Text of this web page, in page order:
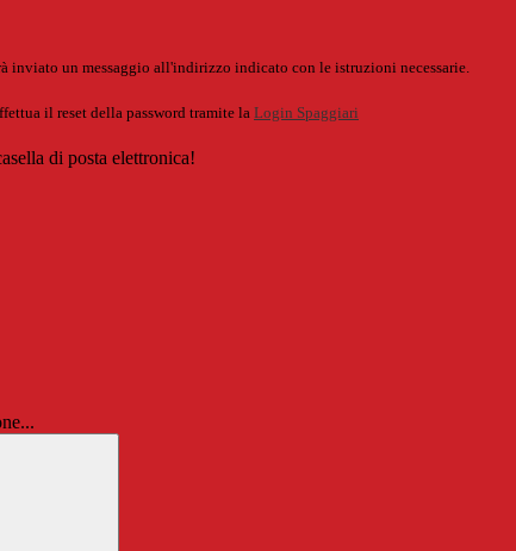
inviato un messaggio all'indirizzo indicato con le istruzioni necessarie.
il reset della password tramite la Login Spaggiari
di posta elettronica!